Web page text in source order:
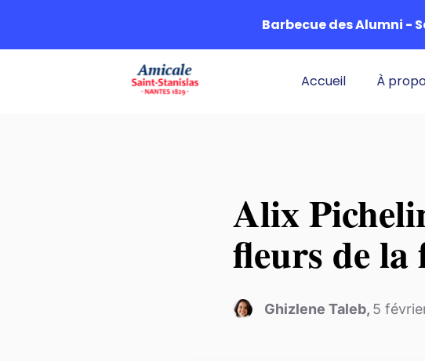
Barbecue des Alumni -
Accueil À
Alix
fleurs de la
Ghizlene Taleb, 5